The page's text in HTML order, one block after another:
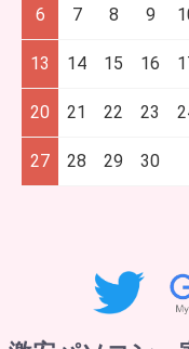
6 7 8 9
13 14 15 16
20 21 22 23
27 28 29 30